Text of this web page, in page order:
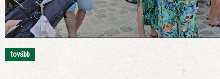
tovább